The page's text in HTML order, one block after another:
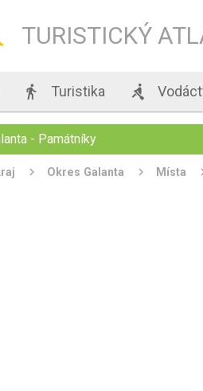
TURISTICKÝ
 Turistika 
- Památníky
Okres Galanta Místa